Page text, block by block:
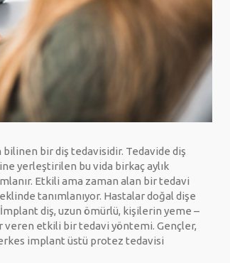
bir diş tedavisidir. Tedavide diş
yerleştirilen bu vida birkaç aylık
Etkili ama zaman alan bir tedavi
tanımlanıyor. Hastalar doğal dişe
diş, uzun ömürlü, kişilerin yeme –
veren etkili bir tedavi yöntemi. Gençler,
implant üstü protez tedavisi